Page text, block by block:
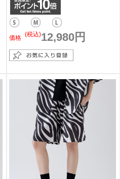
価格 12,980円
(税込)